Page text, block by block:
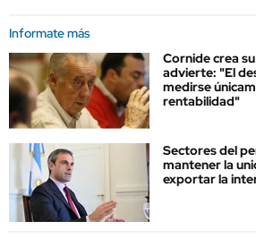
Informate más
Cornide crea
advierte: "El
medirse
rentabilidad"
Sectores del
mantener la
exportar la